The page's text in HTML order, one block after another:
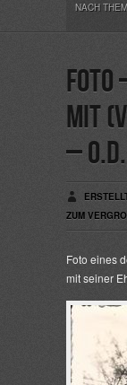
NACH
Foto
mit
– o.D.
ZUM
Foto eines
mit seiner